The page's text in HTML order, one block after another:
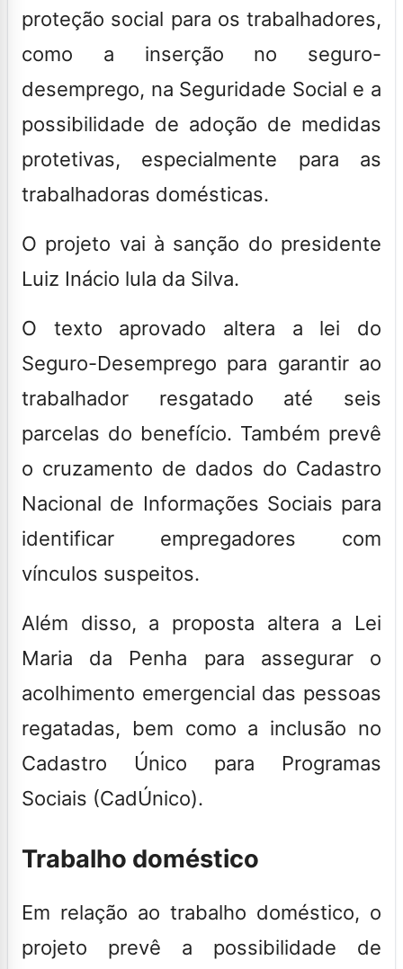
proteção social para os trabalhadores,
como a inserção no seguro-
desemprego, na Seguridade Social e a
possibilidade de adoção de medidas
protetivas, especialmente para as
trabalhadoras domésticas.
O projeto vai à sanção do presidente
Luiz Inácio lula da Silva.
O texto aprovado altera a lei do
Seguro-Desemprego para garantir ao
trabalhador resgatado até seis
parcelas do benefício. Também prevê
o cruzamento de dados do Cadastro
Nacional de Informações Sociais para
identificar empregadores com
vínculos suspeitos.
Além disso, a proposta altera a Lei
Maria da Penha para assegurar o
acolhimento emergencial das pessoas
regatadas, bem como a inclusão no
Cadastro Único para Programas
Sociais (CadÚnico).
Trabalho doméstico
Em relação ao trabalho doméstico, o
projeto prevê a possibilidade de